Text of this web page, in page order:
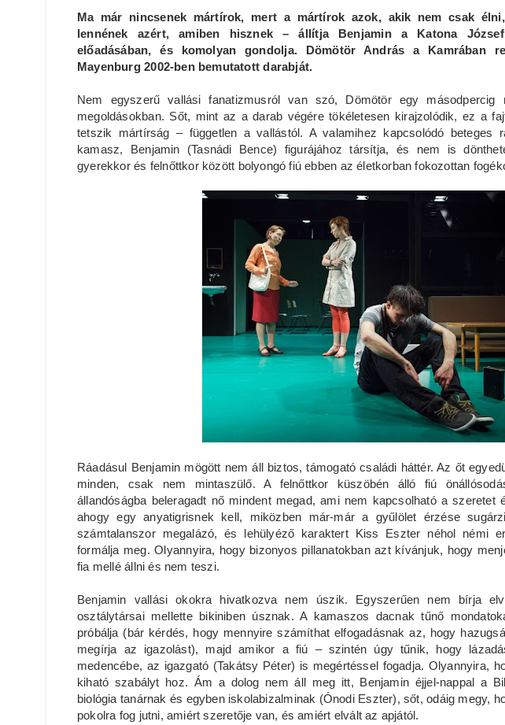
Ma már nincsenek mártírok, mert a mártírok azok, akik nem csak
lennének azért, amiben hisznek – állítja Benjamin a Katona
előadásában, és komolyan gondolja. Dömötör András a Kamrában
Mayenburg 2002-ben bemutatott darabját.
Nem egyszerű vallási fanatizmusról van szó, Dömötör egy másodpercig
megoldásokban. Sőt, mint az a darab végére tökéletesen kirajzolódik, ez a
tetszik mártírság – független a vallástól. A valamihez kapcsolódó beteges
kamasz, Benjamin (Tasnádi Bence) figurájához társítja, és nem is
gyerekkor és felnőttkor között bolyongó fiú ebben az életkorban fokozottan
Ráadásul Benjamin mögött nem áll biztos, támogató családi háttér. Az őt
minden, csak nem mintaszülő. A felnőttkor küszöbén álló fiú
állandóságba beleragadt nő mindent megad, ami nem kapcsolható a szeretet
ahogy egy anyatigrisnek kell, miközben már-már a gyűlölet érzése
számtalanszor megalázó, és lehülyéző karaktert Kiss Eszter néhol némi
formálja meg. Olyannyira, hogy bizonyos pillanatokban azt kívánjuk, hogy
fia mellé állni és nem teszi.
Benjamin vallási okokra hivatkozva nem úszik. Egyszerűen nem bírja
osztálytársai mellette bikiniben úsznak. A kamaszos dacnak tűnő
próbálja (bár kérdés, hogy mennyire számíthat elfogadásnak az, hogy
megírja az igazolást), majd amikor a fiú – szintén úgy tűnik, hogy
medencébe, az igazgató (Takátsy Péter) is megértéssel fogadja. Olyannyira,
kiható szabályt hoz. Ám a dolog nem áll meg itt, Benjamin éjjel-nappal a
biológia tanárnak és egyben iskolabizalminak (Ónodi Eszter), sőt, odáig megy,
pokolra fog jutni, amiért szeretője van, és amiért elvált az apjától.